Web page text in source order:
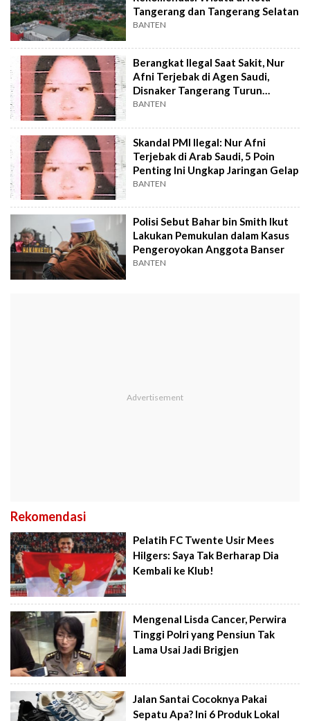
Tangerang dan Tangerang Selatan
BANTEN
Berangkat Ilegal Saat Sakit, Nur
Afni Terjebak di Agen Saudi,
Disnaker Tangerang Turun
Tangan
BANTEN
Skandal PMI Ilegal: Nur Afni
Terjebak di Arab Saudi, 5 Poin
Penting Ini Ungkap Jaringan Gelap
BANTEN
Polisi Sebut Bahar bin Smith Ikut
Lakukan Pemukulan dalam Kasus
Pengeroyokan Anggota Banser
BANTEN
Rekomendasi
Pelatih FC Twente Usir Mees
Hilgers: Saya Tak Berharap Dia
Kembali ke Klub!
Mengenal Lisda Cancer, Perwira
Tinggi Polri yang Pensiun Tak
Lama Usai Jadi Brigjen
Jalan Santai Cocoknya Pakai
Sepatu Apa? Ini 6 Produk Lokal